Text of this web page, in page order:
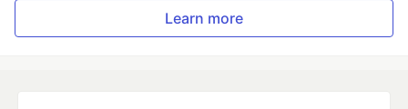
Learn more